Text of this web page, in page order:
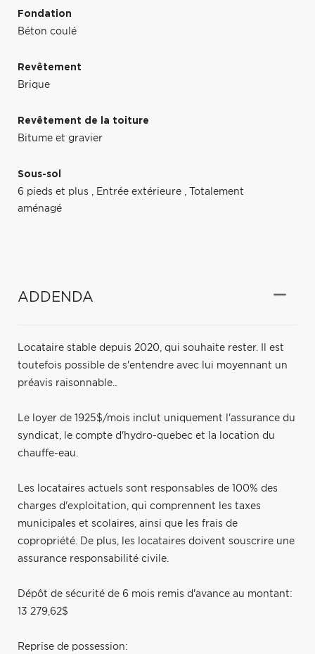
Fondation
Béton coulé
Revêtement
Brique
Revêtement de la toiture
Bitume et gravier
Sous-sol
6 pieds et plus
Entrée extérieure
Totalement
aménagé
ADDENDA
Locataire stable depuis 2020, qui souhaite rester. Il est
toutefois possible de s'entendre avec lui moyennant un
préavis raisonnable..
Le loyer de 1925$/mois inclut uniquement l'assurance du
syndicat, le compte d'hydro-quebec et la location du
chauffe-eau.
Les locataires actuels sont responsables de 100% des
charges d'exploitation, qui comprennent les taxes
municipales et scolaires, ainsi que les frais de
copropriété. De plus, les locataires doivent souscrire une
assurance responsabilité civile.
Dépôt de sécurité de 6 mois remis d'avance au montant:
13 279,62$
Reprise de possession: